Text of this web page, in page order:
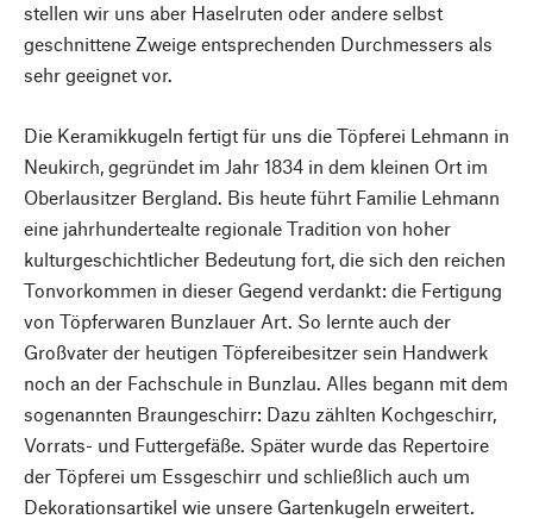
stellen wir uns aber Haselruten oder andere selbst
geschnittene Zweige entsprechenden Durchmessers als
sehr geeignet vor.
Die Keramikkugeln fertigt für uns die Töpferei Lehmann in
Neukirch, gegründet im Jahr 1834 in dem kleinen Ort im
Oberlausitzer Bergland. Bis heute führt Familie Lehmann
eine jahrhundertealte regionale Tradition von hoher
kulturgeschichtlicher Bedeutung fort, die sich den reichen
Tonvorkommen in dieser Gegend verdankt: die Fertigung
von Töpferwaren Bunzlauer Art. So lernte auch der
Großvater der heutigen Töpfereibesitzer sein Handwerk
noch an der Fachschule in Bunzlau. Alles begann mit dem
sogenannten Braungeschirr: Dazu zählten Kochgeschirr,
Vorrats- und Futtergefäße. Später wurde das Repertoire
der Töpferei um Essgeschirr und schließlich auch um
Dekorationsartikel wie unsere Gartenkugeln erweitert.